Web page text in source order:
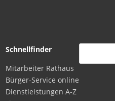
Schnellfinder
Mitarbeiter Rathaus
Bürger-Service online
Dienstleistungen A-Z